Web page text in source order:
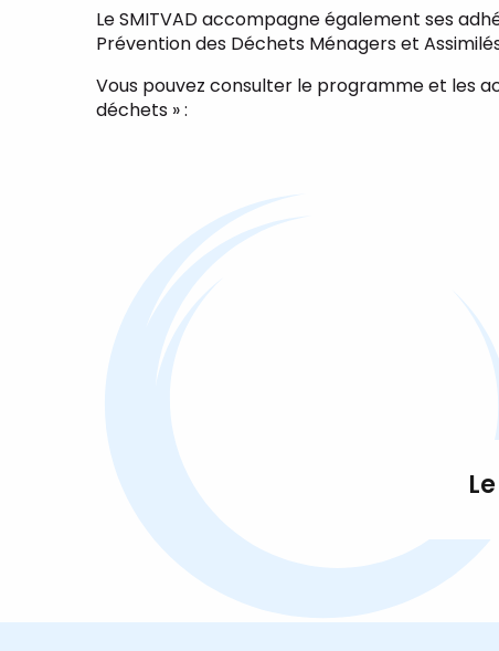
Le SMITVAD accompagne également ses
Prévention des Déchets Ménagers et
Vous pouvez consulter le programme et les
déchets » :